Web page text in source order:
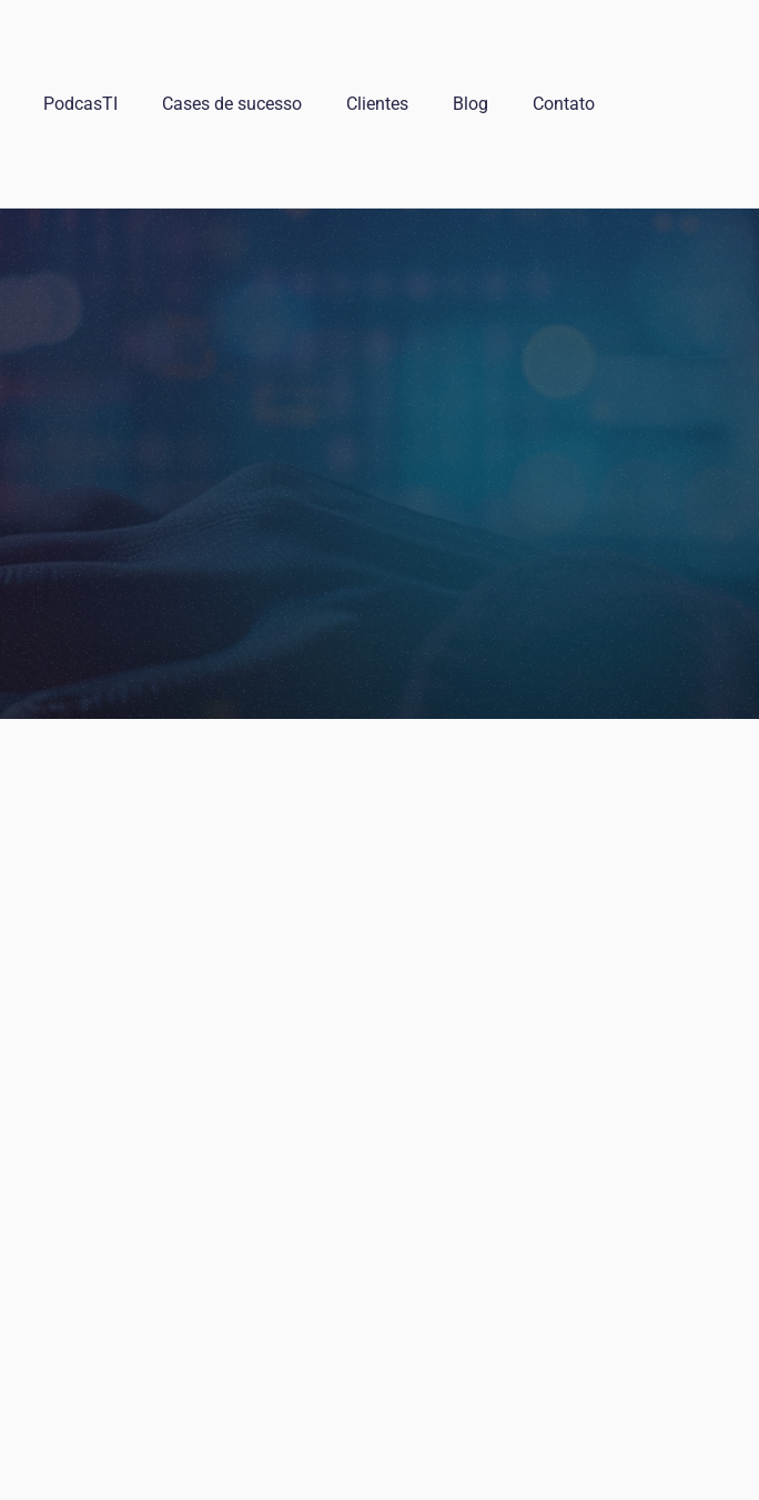
PodcasTI Cases de sucesso Clientes Blog Contato